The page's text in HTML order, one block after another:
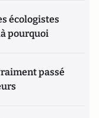
écologistes
pourquoi
passé